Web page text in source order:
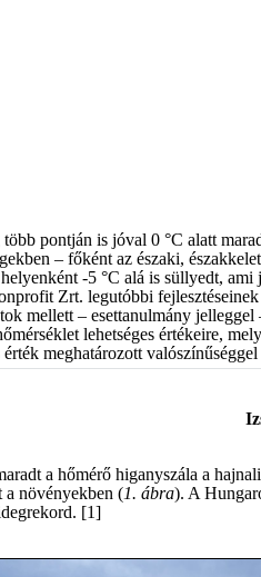
pontján is jóval 0 °C alatt
– főként az északi,
-5 °C alá is süllyedt, ami
Zrt. legutóbbi fejlesztéseinek
mellett – esettanulmány jelleggel
lehetséges értékeire,
meghatározott valószínűséggel
a hőmérő higanyszála a
a növényekben (1. ábra). A
[1]